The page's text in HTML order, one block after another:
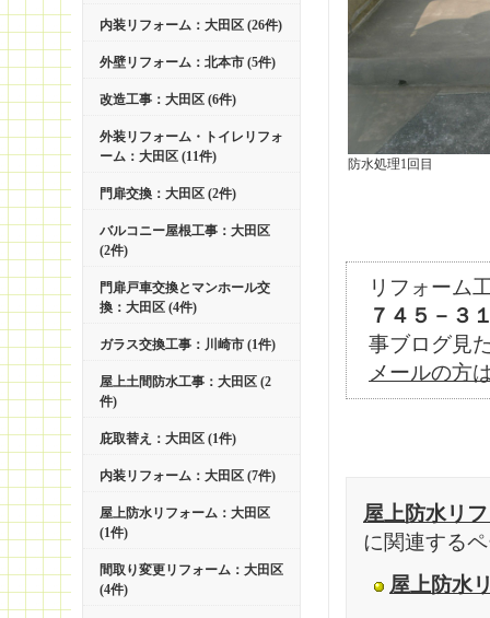
内装リフォーム：大田区 (26件)
外壁リフォーム：北本市 (5件)
改造工事：大田区 (6件)
外装リフォーム・トイレリフォ
ーム：大田区 (11件)
門扉交換：大田区 (2件)
バルコニー屋根工事：大田区
(2件)
門扉戸車交換とマンホール交
換：大田区 (4件)
ガラス交換工事：川崎市 (1件)
屋上土間防水工事：大田区 (2
件)
庇取替え：大田区 (1件)
内装リフォーム：大田区 (7件)
屋上防水リフォーム：大田区
(1件)
間取り変更リフォーム：大田区
(4件)
防水処理1回目
リフォーム
７４５－３
事ブログ見
メールの方
屋上防水リ
に関連する
屋上防水